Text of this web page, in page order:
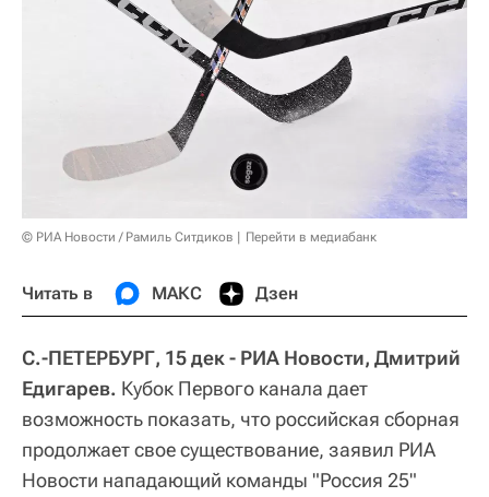
© РИА Новости / Рамиль Ситдиков Перейти в медиабанк
Читать в МАКС Дзен
С.-ПЕТЕРБУРГ, 15 дек - РИА Новости, Дмитрий
Едигарев. Кубок Первого канала дает
возможность показать, что российская сборная
продолжает свое существование, заявил РИА
Новости нападающий команды "Россия 25"